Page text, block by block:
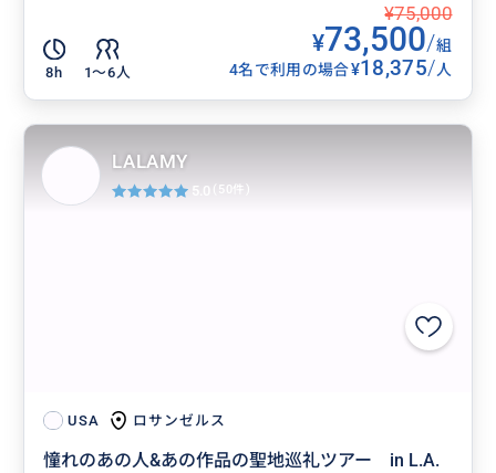
8h 1〜6人
¥75,000
¥73,500/組
4名で利用の場合¥18,375/人
USA ロサンゼルス
憧れのあの人&あの作品の聖地巡礼ツアー in L.A.
LALAMY
5.0 (50件)